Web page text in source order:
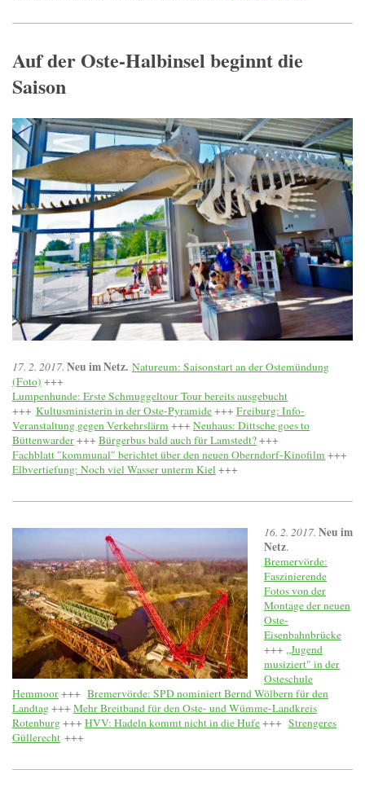
Auf der Oste-Halbinsel beginnt die
Saison
17. 2. 2017. Neu im Netz. Natureum: Saisonstart an der Ostemündung
(Foto) +++
Lumpenhunde: Erste Schmuggeltour Tour bereits ausgebucht
+++ Kultusministerin in der Oste-Pyramide+++ Freiburg: Info-
Veranstaltung gegen Verkehrslärm +++ Neuhaus: Dittsche goes to
Büttenwarder+++ Bürgerbus bald auch für Lamstedt?+++
Fachblatt "kommunal" berichtet über den neuen Oberndorf-Kinofilm +++
Elbvertiefung: Noch viel Wasser unterm Kiel +++
16. 2. 2017. Neu im
Netz.
Bremervörde:
Faszinierende
Fotos von der
Montage der neuen
Oste-
Eisenbahnbrücke
+++ „Jugend
musiziert" in der
Osteschule
Hemmoor+++ Bremervörde: SPD nominiert Bernd Wölbern für den
Landtag+++ Mehr Breitband für den Oste- und Wümme-Landkreis
Rotenburg+++ HVV: Hadeln kommt nicht in die Hufe+++ Strengeres
Güllerecht +++